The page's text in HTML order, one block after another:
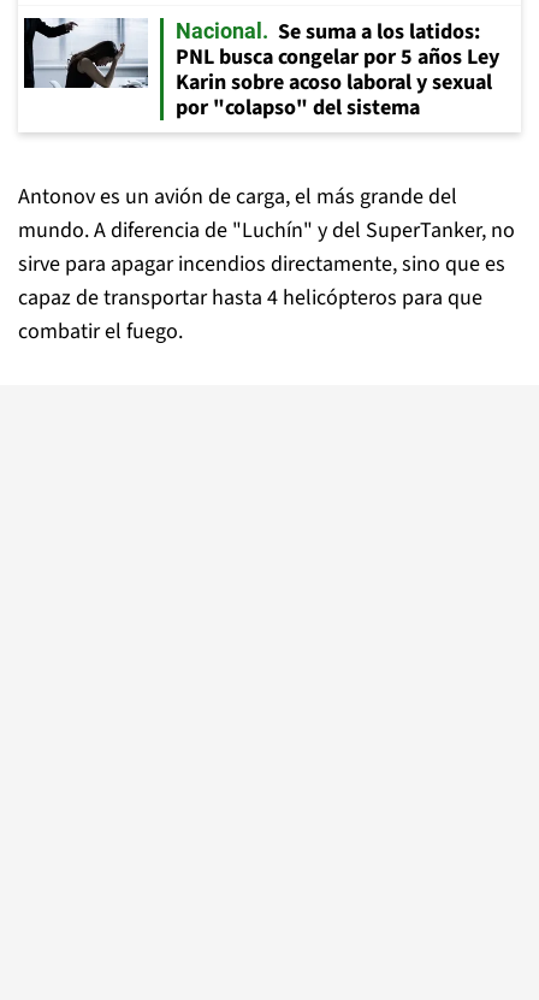
Nacional
Se suma a los latidos:
PNL busca congelar por 5 años Ley
Karin sobre acoso laboral y sexual
por "colapso" del sistema
Antonov es un avión de carga, el más grande del
mundo. A diferencia de "Luchín" y del SuperTanker, no
sirve para apagar incendios directamente, sino que es
capaz de transportar hasta 4 helicópteros para que
combatir el fuego.